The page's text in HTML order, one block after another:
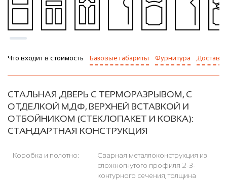
Что входит в стоимость Базовые габариты Фурнитура Доставка
СТАЛЬНАЯ ДВЕРЬ С ТЕРМОРАЗРЫВОМ, С
ОТДЕЛКОЙ МДФ, ВЕРХНЕЙ ВСТАВКОЙ И
ОТБОЙНИКОМ (СТЕКЛОПАКЕТ И КОВКА):
СТАНДАРТНАЯ КОНСТРУКЦИЯ
Коробка и полотно:
Сварная металлоконструкция из
сложногнутого профиля 2-3-
контурного сечения, толщина